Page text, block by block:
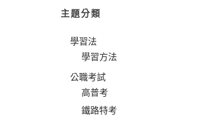
主題分類
學習法
學習方法
公職考試
高普考
鐵路特考